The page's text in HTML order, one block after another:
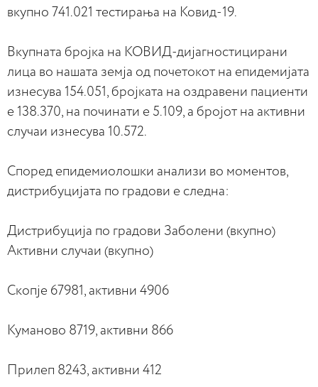
вкупно 741.021 тестирања на Ковид-19.
Вкупната бројка на КОВИД-дијагностицирани
лица во нашата земја од почетокот на епидемијата
изнесува 154.051, бројката на оздравени пациенти
е 138.370, на починати е 5.109, а бројот на активни
случаи изнесува 10.572.
Според епидемиолошки анализи во моментов,
дистрибуцијата по градови е следна:
Дистрибуција по градови Заболени (вкупно)
Активни случаи (вкупно)
Скопје 67981, активни 4906
Куманово 8719, активни 866
Прилеп 8243, активни 412